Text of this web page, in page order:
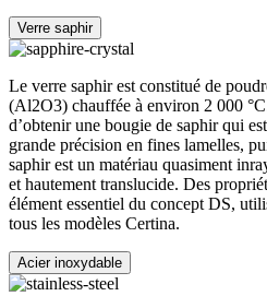
Verre saphir
Le verre saphir est constitué de
(Al2O3) chauffée à environ 2 000
d’obtenir une bougie de saphir qui
grande précision en fines lamelles,
saphir est un matériau quasiment
et hautement translucide. Des
élément essentiel du concept DS,
tous les modèles Certina.
Acier inoxydable